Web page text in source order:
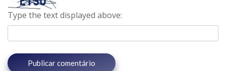
Type the text displayed above: